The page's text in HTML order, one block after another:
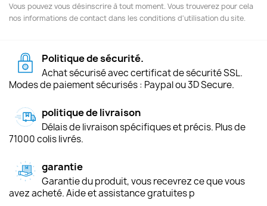
Vous pouvez vous désinscrire à tout moment. Vous trouverez pour cela
nos informations de contact dans les conditions d'utilisation du site.
Politique de sécurité.
Achat sécurisé avec certificat de sécurité SSL.
Modes de paiement sécurisés : Paypal ou 3D Secure.
politique de livraison
Délais de livraison spécifiques et précis. Plus de
71000 colis livrés.
garantie
Garantie du produit, vous recevrez ce que vous
avez acheté. Aide et assistance gratuites p